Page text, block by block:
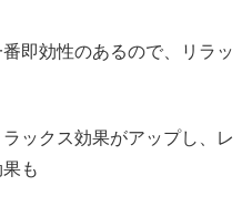
即効性のあるので、リラッ
ックス効果がアップし、レ
も